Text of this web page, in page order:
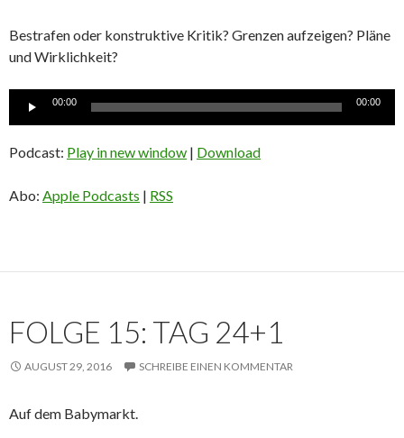
Bestrafen oder konstruktive Kritik? Grenzen aufzeigen? Pläne
und Wirklichkeit?
Audio-
00:00 00:00
Podcast: Play in new window | Download
Abo: Apple Podcasts | RSS
FOLGE 15: TAG 24+1
AUGUST 29, 2016 SCHREIBE EINEN KOMMENTAR
Auf dem Babymarkt.